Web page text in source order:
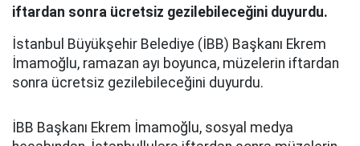
iftardan sonra ücretsiz gezilebileceğini duyurdu.
İstanbul Büyükşehir Belediye (İBB) Başkanı Ekrem
İmamoğlu, ramazan ayı boyunca, müzelerin iftardan
sonra ücretsiz gezilebileceğini duyurdu.
İBB Başkanı Ekrem İmamoğlu, sosyal medya